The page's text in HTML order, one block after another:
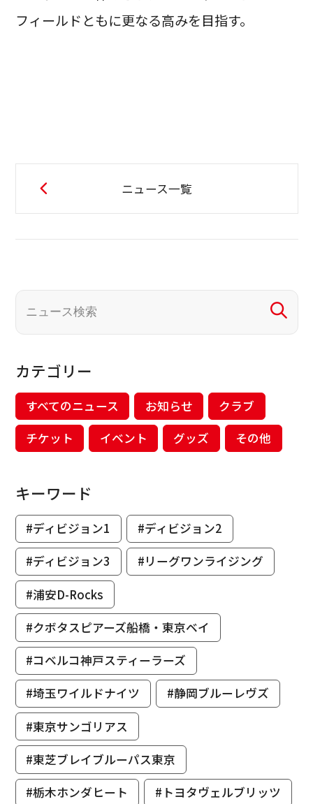
フィールドともに更なる高みを目指す。
ニュース一覧
カテゴリー
すべてのニュース お知らせ
クラブ
チケット
イベント グッズ その他
キーワード
#ディビジョン1
#ディビジョン2
#ディビジョン3
#リーグワンライジング
#浦安D-Rocks
#クボタスピアーズ船橋・東京ベイ
#コベルコ神戸スティーラーズ
#埼玉ワイルドナイツ
#静岡ブルーレヴズ
#東京サンゴリアス
#東芝ブレイブルーパス東京
#栃木ホンダヒート
#トヨタヴェルブリッツ